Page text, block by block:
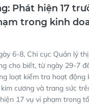
Phát hiện 17
trong kinh
6-8, Chi cục Quản lý
cho biết, từ ngày 29-7
loạt kiểm tra hoạt động
cương và trang sức
17 vụ vi phạm trong